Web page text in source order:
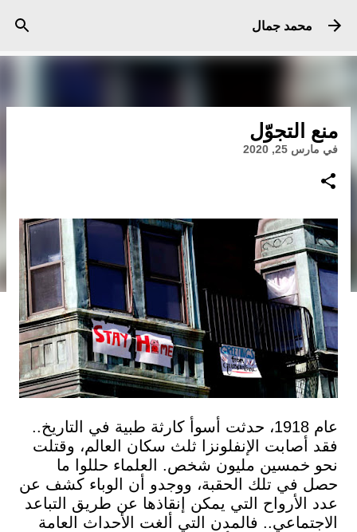
محمد جمال
منع التجوّل
في مارس 25, 2020
عام 1918، حدثت أسوأ كارثة طبية في التاريخ..
فقد أصابت الإنفلونزا ثلث سكان العالم، وقتلت
نحو خمسين مليون شخص. العلماء حللوا ما
حصل في تلك الحقبة، ووجدو أن الوباء كشف عن
عدد الأرواح التي يمكن إنقاذها عن طريق التباعد
الاجتماعي.. فالمدن التي ألغت الأحداث العامة